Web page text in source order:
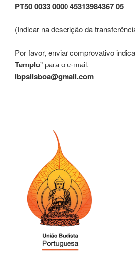
PT50 0033 0000 45313984367 05
(Indicar na descrição da
Por favor, enviar comprovativo
Templo” para o e-mail:
ibpslisboa@gmail.com